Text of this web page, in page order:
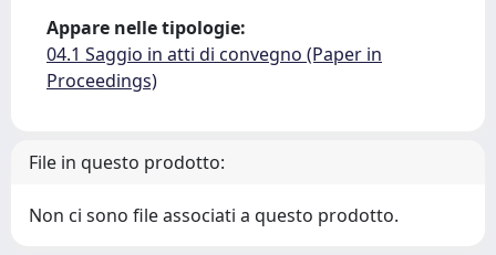
Appare nelle tipologie:
04.1 Saggio in atti di convegno (Paper in
Proceedings)
File in questo prodotto:
Non ci sono file associati a questo prodotto.